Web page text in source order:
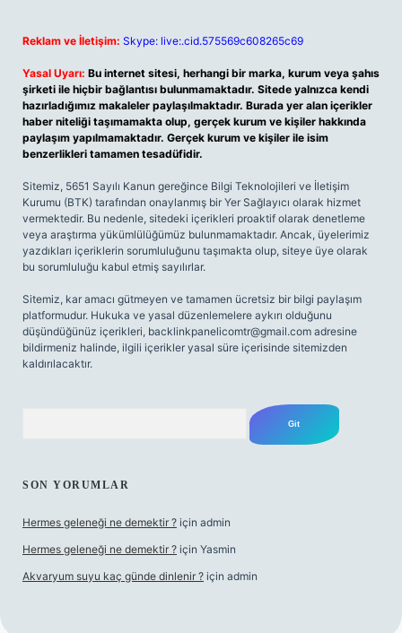
Reklam ve İletişim: Skype: live:.cid.575569c608265c69
Yasal Uyarı: Bu internet sitesi, herhangi bir marka, kurum veya şahıs
şirketi ile hiçbir bağlantısı bulunmamaktadır. Sitede yalnızca kendi
hazırladığımız makaleler paylaşılmaktadır. Burada yer alan içerikler
haber niteliği taşımamakta olup, gerçek kurum ve kişiler hakkında
paylaşım yapılmamaktadır. Gerçek kurum ve kişiler ile isim
benzerlikleri tamamen tesadüfidir.
Sitemiz, 5651 Sayılı Kanun gereğince Bilgi Teknolojileri ve İletişim
Kurumu (BTK) tarafından onaylanmış bir Yer Sağlayıcı olarak hizmet
vermektedir. Bu nedenle, sitedeki içerikleri proaktif olarak denetleme
veya araştırma yükümlülüğümüz bulunmamaktadır. Ancak, üyelerimiz
yazdıkları içeriklerin sorumluluğunu taşımakta olup, siteye üye olarak
bu sorumluluğu kabul etmiş sayılırlar.
Sitemiz, kar amacı gütmeyen ve tamamen ücretsiz bir bilgi paylaşım
platformudur. Hukuka ve yasal düzenlemelere aykırı olduğunu
düşündüğünüz içerikleri, backlinkpanelicomtr@gmail.com adresine
bildirmeniz halinde, ilgili içerikler yasal süre içerisinde sitemizden
kaldırılacaktır.
SON YORUMLAR
Hermes geleneği ne demektir ? için admin
Hermes geleneği ne demektir ? için Yasmin
Akvaryum suyu kaç günde dinlenir ? için admin